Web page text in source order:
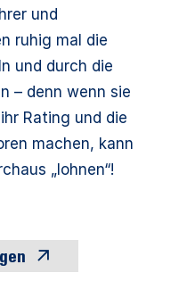
und
ruhig mal die
und durch die
– denn wenn sie
Rating und die
machen, kann
„lohnen“!